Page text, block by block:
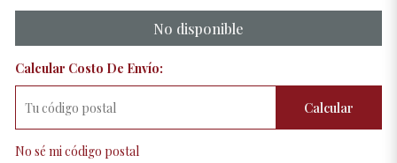
No disponible
Calcular Costo De Envío:
Calcular
No sé mi código postal